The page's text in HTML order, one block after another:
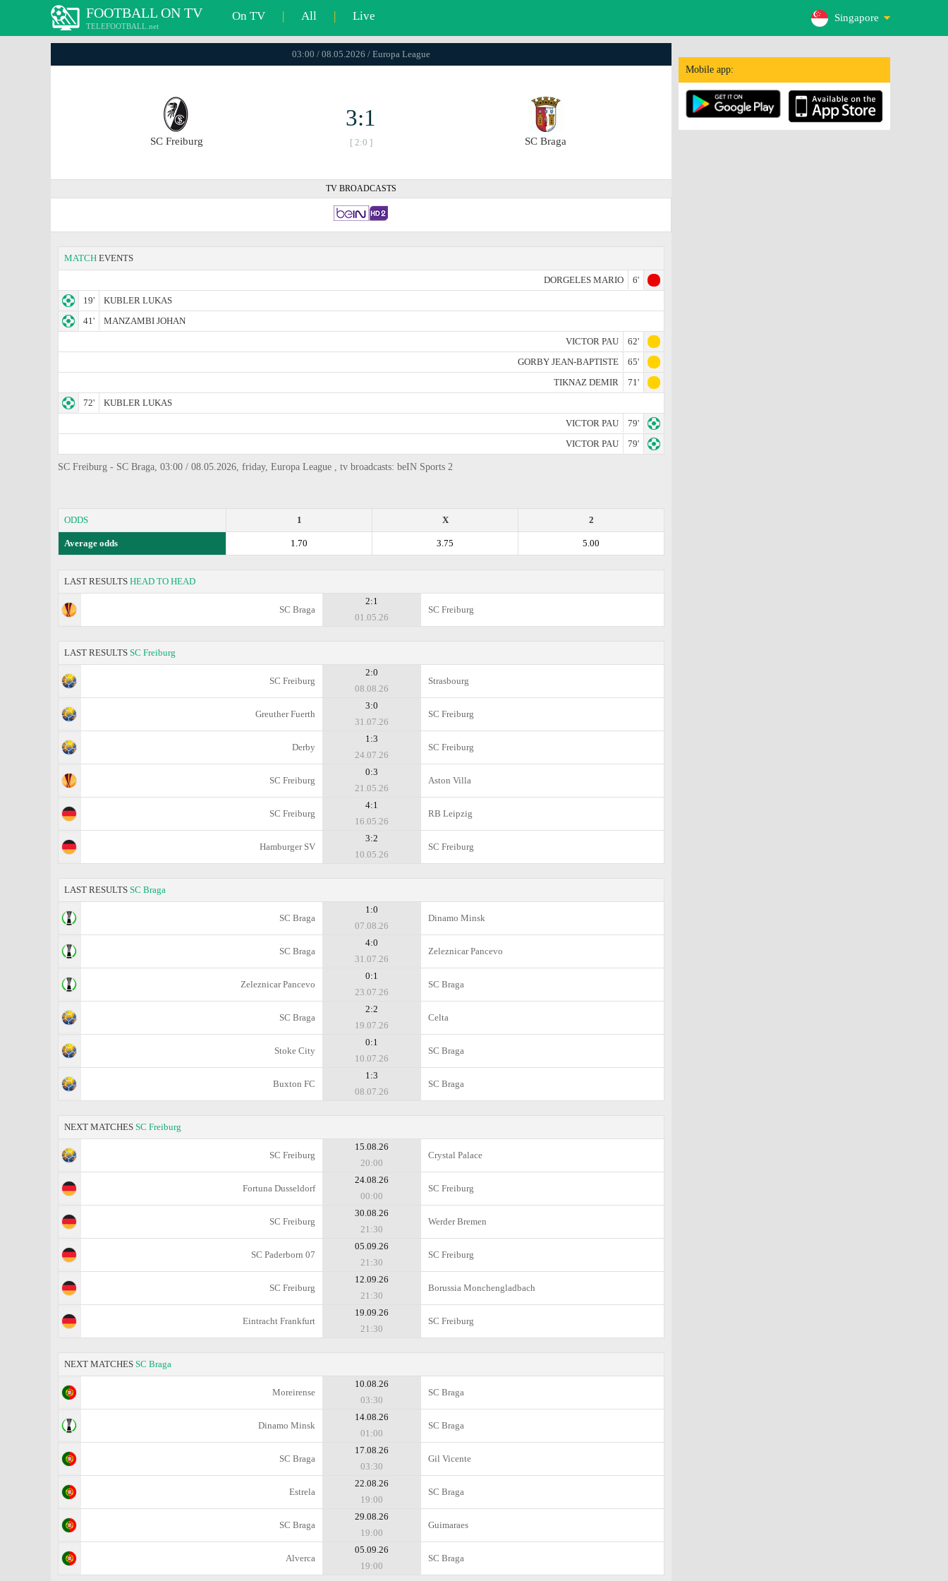
FOOTBALL ON TV
TELEFOOTBALL.net
On TV | All | Live Singapore
Mobile app:
03:00 / 08.05.2026 / Europa League
SC Freiburg
3:1
[ 2:0 ] SC Braga
TV BROADCASTS
MATCH EVENTS
DORGELES MARIO
6'
19'
KUBLER LUKAS
41'
MANZAMBI JOHAN
VICTOR PAU
62'
GORBY JEAN-BAPTISTE
65'
TIKNAZ DEMIR
71'
72'
KUBLER LUKAS
VICTOR PAU
79'
VICTOR PAU
79'
SC Freiburg - SC Braga, 03:00 / 08.05.2026, friday, Europa League , tv broadcasts: beIN Sports 2
ODDS 2
X
1
Average odds 5.00
3.75
1.70
LAST RESULTS HEAD TO HEAD
SC Braga
2:1
01.05.26
SC Freiburg
LAST RESULTS SC Freiburg
SC Freiburg
2:0
08.08.26
Strasbourg
Greuther Fuerth
3:0
31.07.26
SC Freiburg
Derby
1:3
24.07.26
SC Freiburg
SC Freiburg
0:3
21.05.26
Aston Villa
SC Freiburg
4:1
16.05.26
RB Leipzig
Hamburger SV
3:2
10.05.26
SC Freiburg
LAST RESULTS SC Braga
SC Braga
1:0
07.08.26
Dinamo Minsk
SC Braga
4:0
31.07.26
Zeleznicar Pancevo
Zeleznicar Pancevo
0:1
23.07.26
SC Braga
SC Braga
2:2
19.07.26
Celta
Stoke City
0:1
10.07.26
SC Braga
Buxton FC
1:3
08.07.26
SC Braga
NEXT MATCHES SC Freiburg
SC Freiburg
15.08.26
20:00
Crystal Palace
Fortuna Dusseldorf
24.08.26
00:00
SC Freiburg
SC Freiburg
30.08.26
21:30
Werder Bremen
SC Paderborn 07
05.09.26
21:30
SC Freiburg
SC Freiburg
12.09.26
21:30
Borussia Monchengladbach
Eintracht Frankfurt
19.09.26
21:30
SC Freiburg
NEXT MATCHES SC Braga
Moreirense
10.08.26
03:30
SC Braga
Dinamo Minsk
14.08.26
01:00
SC Braga
SC Braga
17.08.26
03:30
Gil Vicente
Estrela
22.08.26
19:00
SC Braga
SC Braga
29.08.26
19:00
Guimaraes
Alverca
05.09.26
19:00
SC Braga